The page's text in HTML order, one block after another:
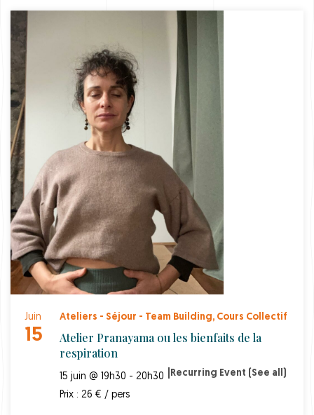
Juin
15
Ateliers - Séjour - Team Building, Cours Collectif
Atelier Pranayama ou les bienfaits de la
respiration
15 juin @ 19h30 - 20h30 Recurring Event (See all)
Prix : 26 € / pers